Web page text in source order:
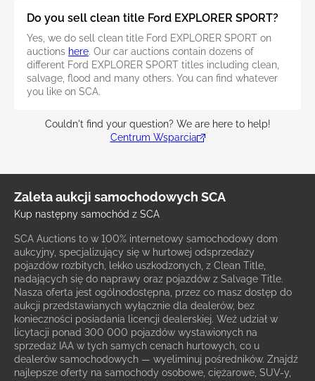
Do you sell clean title Ford EXPLORER SPORT?
Yes, we do sell clean title Ford EXPLORER SPORT on
auctions here. Our car auctions contain dozens of
different Ford EXPLORER SPORT titles including clean,
salvage, flood and many others. You can find whatever
you like on SCA.
Couldn't find your question? We are here to help!
Centrum Wsparcia
Zaleta aukcji samochodowych SCA
Kup następny samochód z SCA
SCA Auctions to w 100% internetowy samochodowy dom
aukcyjny, specjalizujący się w hurtowej odsprzedaży
pojazdów rozbitych, lekko uszkodzonych, z Clean Title,
nadających się do naprawy oraz pojazdów z Salvage Title.
Nasza oferta jest ogólnodostępna, przez co masz dostęp do
aukcji przedstawianych wyłącznie dla dealerów, bez
konieczności posiadania licencji dealerskiej. Weź udział w
licytacji ponad 300 000 pojazdów wystawionych na
sprzedaż IAA w tych samych cenach hurtowych, co u
dealerów samochodowych — wyeliminuj pośredników. Znajdź
najlepsze oferty na samochody osobowe, ciężarowe, SUV-y,